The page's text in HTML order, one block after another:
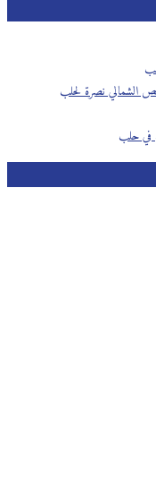
الشمالي نصرة لحلب
في حلب